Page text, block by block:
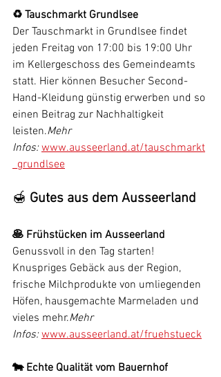
♻️ Tauschmarkt Grundlsee
Der Tauschmarkt in Grundlsee findet
jeden Freitag von 17:00 bis 19:00 Uhr
im Kellergeschoss des Gemeindeamts
statt. Hier können Besucher Second-
Hand-Kleidung günstig erwerben und so
einen Beitrag zur Nachhaltigkeit
leisten.Mehr
Infos: www.ausseerland.at/tauschmarkt
_grundlsee
🍯 Gutes aus dem Ausseerland
🥞 Frühstücken im Ausseerland
Genussvoll in den Tag starten!
Knuspriges Gebäck aus der Region,
frische Milchprodukte von umliegenden
Höfen, hausgemachte Marmeladen und
vieles mehr.Mehr
Infos: www.ausseerland.at/fruehstueck
🐄 Echte Qualität vom Bauernhof